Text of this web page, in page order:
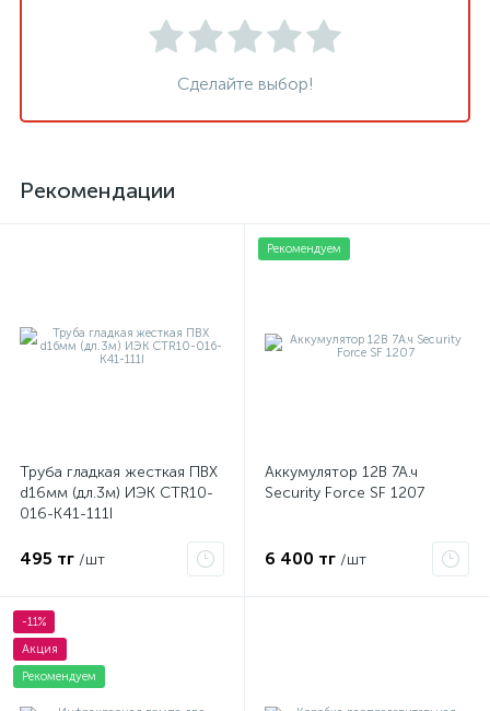
Сделайте выбор!
Рекомендации
Труба гладкая жесткая ПВХ
d16мм (дл.3м) ИЭК CTR10-
016-K41-111I
495 тг /шт
Рекомендуем
Аккумулятор 12В 7А.ч
Security Force SF 1207
6 400 тг /шт
-11%
Акция
Рекомендуем